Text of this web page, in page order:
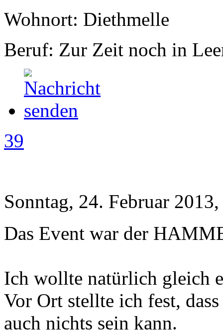
Wohnort: Diethmelle
Beruf: Zur Zeit noch in
39
Sonntag, 24. Februar
Das Event war der
Ich wollte natürlich gleich
Vor Ort stellte ich fest,
auch nichts sein kann.